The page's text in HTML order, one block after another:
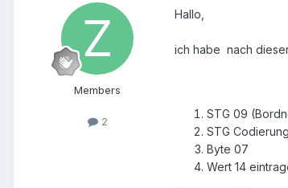
Members
2
Hallo,
ich habe nach
STG 09
STG
Byte 07
Wert 14